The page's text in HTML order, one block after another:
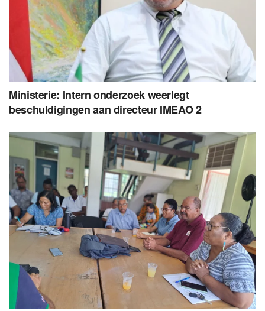
Ministerie: Intern onderzoek weerlegt
beschuldigingen aan directeur IMEAO 2